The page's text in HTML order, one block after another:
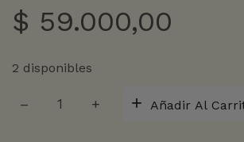
$ 59.000,00
2 disponibles
HERIDAS
Añadir Al